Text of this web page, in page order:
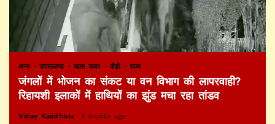
अन्य उत्तराखण्ड खास खबर पौड़ी राज्य
जंगलों में भोजन का संकट या वन विभाग की लापरवाही?
रिहायशी इलाकों में हाथियों का झुंड मचा रहा तांडव
Vinay Kainthola 1 month ago